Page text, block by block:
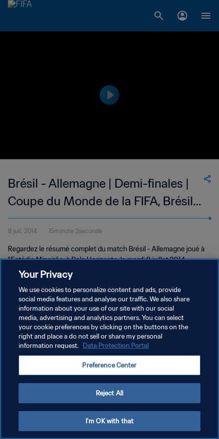
Brésil - Allemagne | Demi-finales |
Coupe du Monde de la FIFA, Brésil
2014™ | Résumé vidéo complet
8 juil. 2014 15minute 2seconde
Regardez le résumé complet du match Brésil - Allemagne joué à
l'Estádio Mineirão, à Belo Horizonte, le mardi 8 juillet 2014.
POLITIQUE DE CONFIDENTIALITÉ
CONDITIONS D'UTILISATION
GÉRER VOS PRÉFÉRENCES SUR LES COOKIES
Your Privacy
We use cookies to personalize content and ads, provide
social media features and analyse our traffic. We also share
information about your use of our site with our social
media, advertising and analytics partners. You can select
your cookie preferences by clicking on the buttons on the
right and place a do not sell or share my personal
information request. Data Protection Portal
Preference Center
Reject All
I'm OK with that